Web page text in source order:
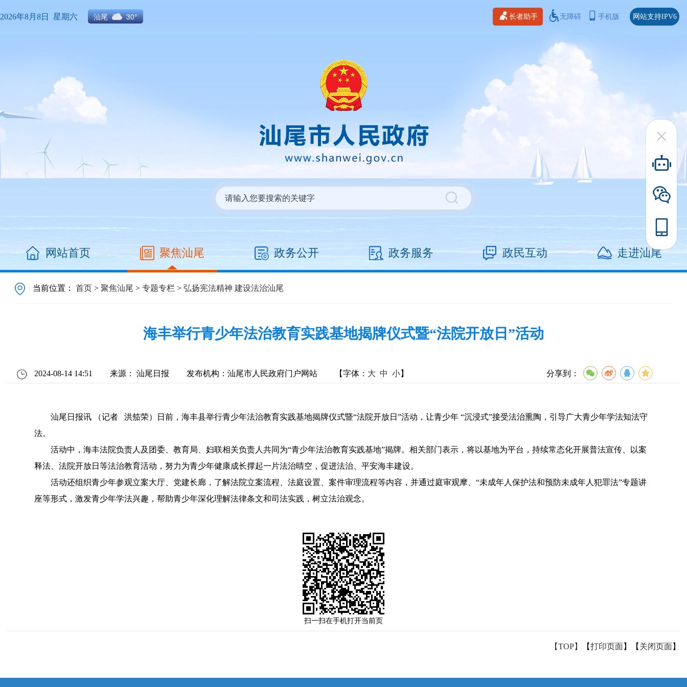
2026年8月8日 星期六 汕尾 30° 长者助手 无障碍 手机版 网站支持IPV6
网站首页 聚焦汕尾 政务公开 政务服务 政民互动 走进汕尾
当前位置：首页 >聚焦汕尾 >专题专栏 >弘扬宪法精神 建设法治汕尾
海丰举行青少年法治教育实践基地揭牌仪式暨“法院开放日”活动
2024-08-14 14:51 来源： 汕尾日报 发布机构：汕尾市人民政府门户网站 【字体： 大 中 小】 分享到：
汕尾日报讯 （记者 洪笳荣）日前，海丰县举行青少年法治教育实践基地揭牌仪式暨“法院开放日”活动，让青少年 “沉浸式”接受法治熏陶，引导广大青少年学法知法守
法。
活动中，海丰法院负责人及团委、教育局、妇联相关负责人共同为“青少年法治教育实践基地”揭牌。相关部门表示，将以基地为平台，持续常态化开展普法宣传、以案
释法、法院开放日等法治教育活动，努力为青少年健康成长撑起一片法治晴空，促进法治、平安海丰建设。
活动还组织青少年参观立案大厅、党建长廊，了解法院立案流程、法庭设置、案件审理流程等内容，并通过庭审观摩、“未成年人保护法和预防未成年人犯罪法”专题讲
座等形式，激发青少年学法兴趣，帮助青少年深化理解法律条文和司法实践，树立法治观念。
扫一扫在手机打开当前页
【TOP】 【打印页面】【 关闭页面】